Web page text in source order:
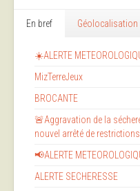
En bref Géolocalisation
☀️ALERTE
MizTerreJeux
BROCANTE
🚨Aggravation de la
nouvel arrêté de restrictions
📢ALERTE
ALERTE SECHERESSE